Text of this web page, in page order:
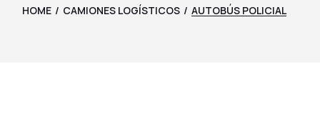
HOME CAMIONES LOGÍSTICOS AUTOBÚS POLICIAL